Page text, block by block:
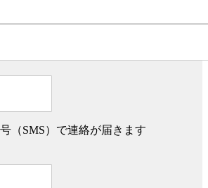
（SMS）で連絡が届きます